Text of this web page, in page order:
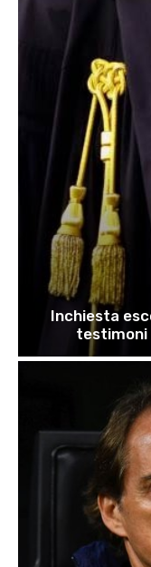
Inchiesta
testimoni